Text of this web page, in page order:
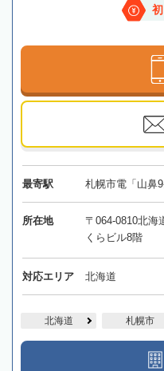
最寄駅 札幌市電「山鼻
所在地
〒064-0810北
くらビル8階
対応エリア 北海道
北海道 札幌市